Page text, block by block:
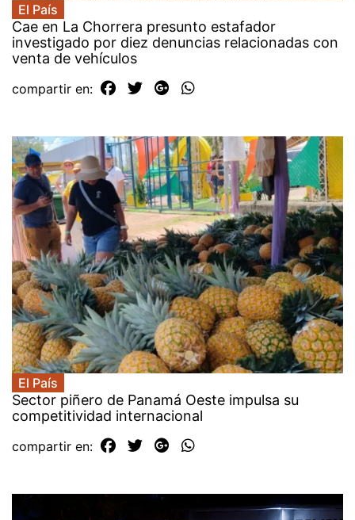
El País
Cae en La Chorrera presunto estafador
investigado por diez denuncias relacionadas con
venta de vehículos
compartir en:
El País
Sector piñero de Panamá Oeste impulsa su
competitividad internacional
compartir en: